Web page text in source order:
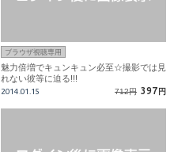
ブラウザ視聴専用
魅力倍増でキュンキュン必至☆撮影では見
れない彼等に迫る!!!
2014.01.15 712円 397 円